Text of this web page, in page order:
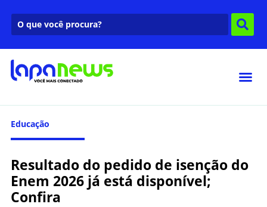
Educação
Resultado do pedido de isenção do
Enem 2026 já está disponível;
Confira